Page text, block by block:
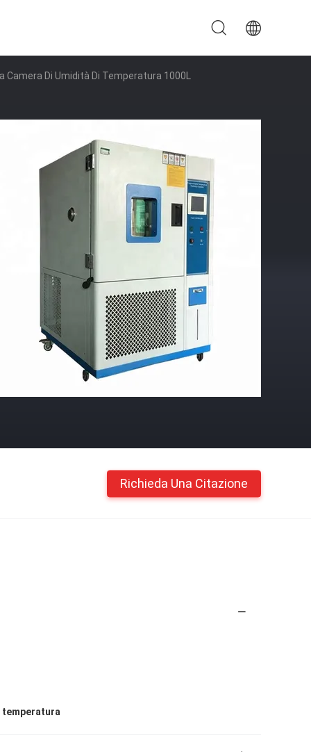
Di Umidità Di Temperatura 1000L
Richieda Una Citazione
temperatura